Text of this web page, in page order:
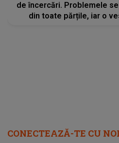
de încercări. Problemele
din toate părțile, iar o
CONECTEAZĂ-TE CU NOI